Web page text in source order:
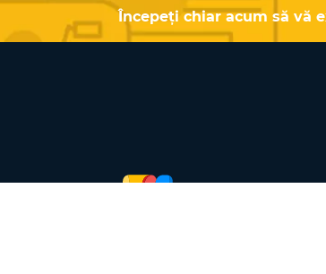
Începeți chiar acum să vă